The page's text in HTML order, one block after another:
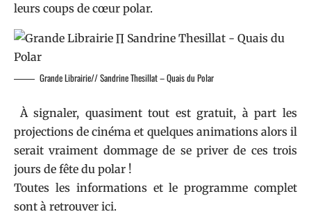
leurs coups de cœur polar.
Grande Librairie// Sandrine Thesillat – Quais du Polar
À signaler, quasiment tout est gratuit, à part les
projections de cinéma et quelques animations alors il
serait vraiment dommage de se priver de ces trois
jours de fête du polar !
Toutes les informations et le programme complet
sont à retrouver ici.